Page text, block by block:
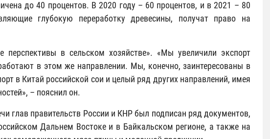
до 40 процентов. В 2020 году – 60 процентов, и в 2021 – 80
глубокую переработку древесины, получат право на
перспективы в сельском хозяйстве». «Мы увеличили экспорт
в этом же направлении. Мы, конечно, заинтересованы в
в Китай российской сои и целый ряд других направлений, имея
– пояснил он.
глав правительств России и КНР был подписан ряд документов,
Дальнем Востоке и в Байкальском регионе, а также на